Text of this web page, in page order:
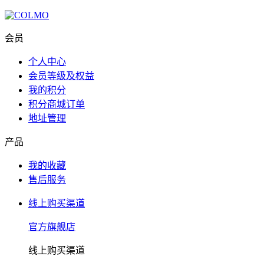
会员
个人中心
会员等级及权益
我的积分
积分商城订单
地址管理
产品
我的收藏
售后服务
线上购买渠道
官方旗舰店
线上购买渠道